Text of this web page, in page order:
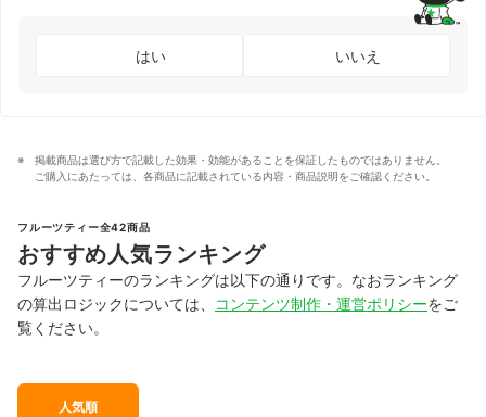
はい いいえ
掲載商品は選び方で記載した効果・効能があることを保証したものではありません。
ご購入にあたっては、各商品に記載されている内容・商品説明をご確認ください。
フルーツティー全42商品
おすすめ人気ランキング
フルーツティーのランキングは以下の通りです。なおランキング
の算出ロジックについては、
コンテンツ制作・運営ポリシーをご
覧ください。
人気順